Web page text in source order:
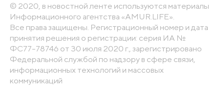
© 2020, в новостной ленте используются материалы
Информационного агентства «AMUR.LIFE».
Все права защищены. Регистрационный номер и дата
принятия решения о регистрации: серия ИА №
ФС77-78746 от 30 июля 2020 г., зарегистрировано
Федеральной службой по надзору в сфере связи,
информационных технологий и массовых
коммуникаций